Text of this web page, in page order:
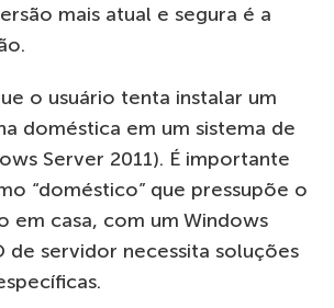
mais atual e segura é a
o usuário tenta instalar um
doméstica em um sistema de
Server 2011). É importante
“doméstico” que pressupõe o
em casa, com um Windows
de servidor necessita soluções